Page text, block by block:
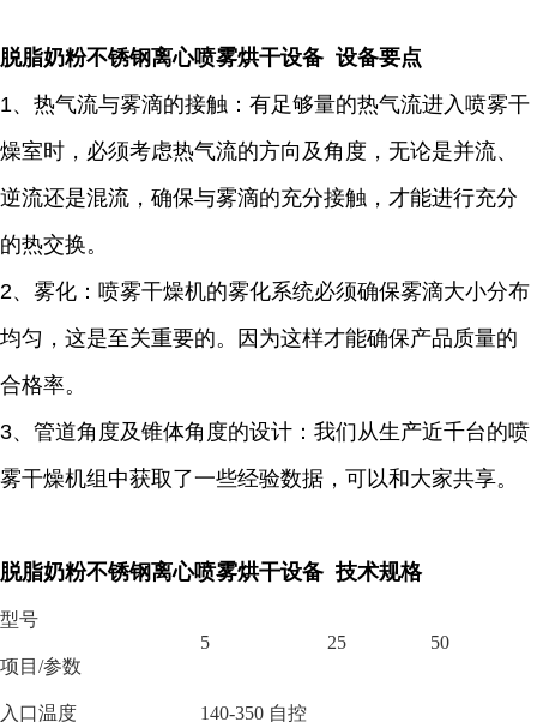
脱脂奶粉不锈钢离心喷雾烘干设备 设备要点
1、热气流与雾滴的接触：有足够量的热气流进入喷雾干
燥室时，必须考虑热气流的方向及角度，无论是并流、
逆流还是混流，确保与雾滴的充分接触，才能进行充分
的热交换。
2、雾化：喷雾干燥机的雾化系统必须确保雾滴大小分布
均匀，这是至关重要的。因为这样才能确保产品质量的
合格率。
3、管道角度及锥体角度的设计：我们从生产近千台的喷
雾干燥机组中获取了一些经验数据，可以和大家共享。
脱脂奶粉不锈钢离心喷雾烘干设备 技术规格
型号
项目 /参数
5 25 50
入口温度 140-350 自控